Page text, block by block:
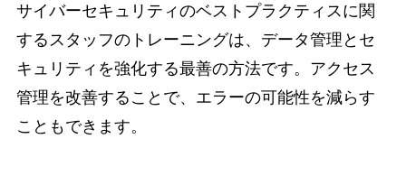
サイバーセキュリティのベストプラクティスに関
するスタッフのトレーニングは、データ管理とセ
キュリティを強化する最善の方法です。アクセス
管理を改善することで、エラーの可能性を減らす
こともできます。